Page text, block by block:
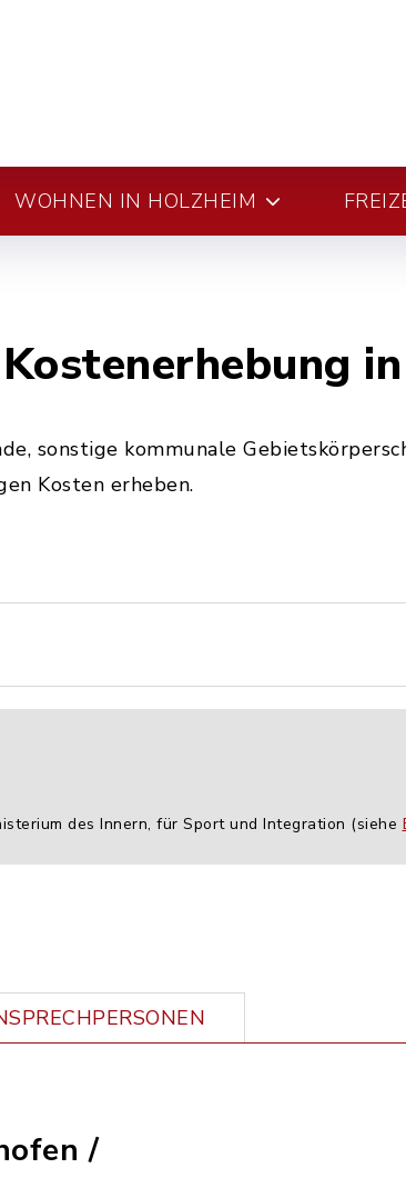
WOHNEN IN HOLZHEIM
sonstige kommunale
Kosten erheben.
des Innern, für Sport und Integration (siehe
/